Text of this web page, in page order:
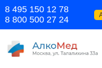
Перейти
содержимому
8 495 150 12 78
8 800 500 27 24